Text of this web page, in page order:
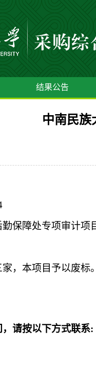
结果公告
中南民族
保障处专项审计项
家，本项目予以废标
请按以下方式联系: